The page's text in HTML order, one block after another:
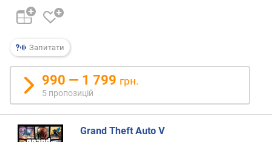
з
д
а
о
д
о
д
Запитати
990 — 1 799 грн.
5 пропозицій
Grand Theft Auto V